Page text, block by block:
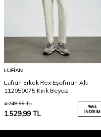
LUFIAN
Lufian Erkek Rex Eşofman Altı
112050075 Kırık Beyaz
4.249,99TL
1.529,99TL
%64
İNDIRIM